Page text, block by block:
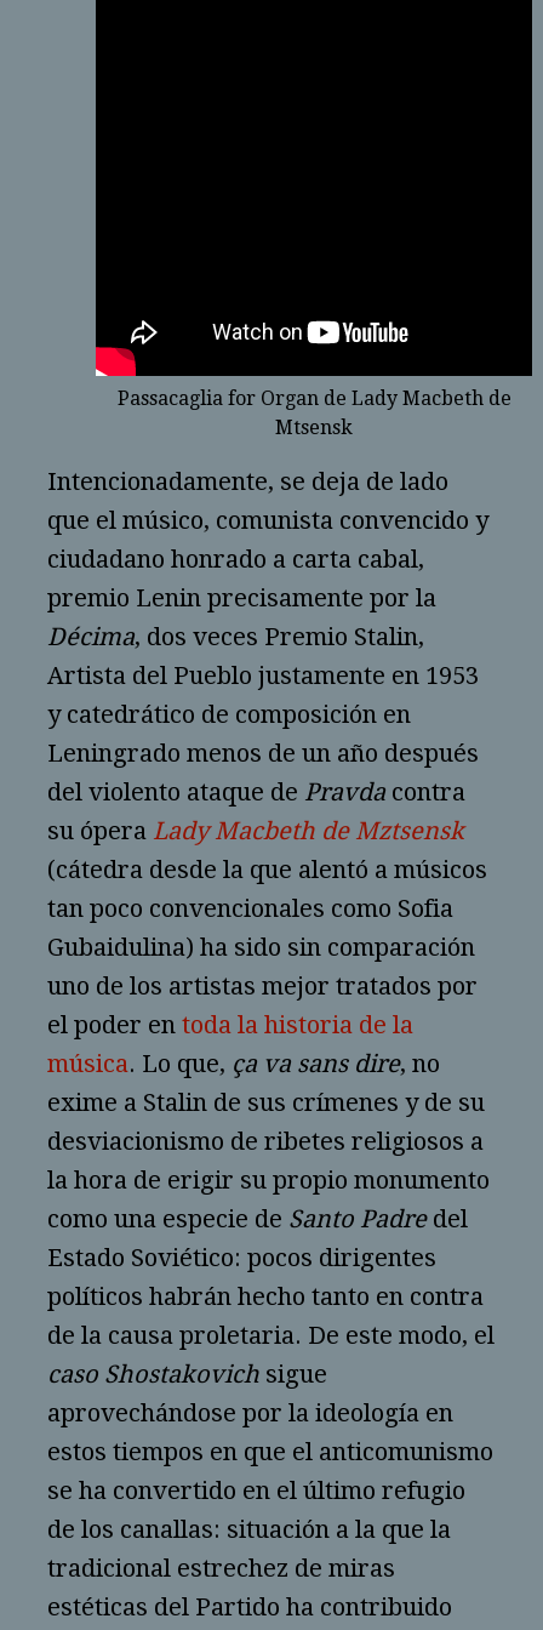
Passacaglia for Organ de Lady Macbeth de
Mtsensk
Intencionadamente, se deja de lado
que el músico, comunista convencido y
ciudadano honrado a carta cabal,
premio Lenin precisamente por la
Décima, dos veces Premio Stalin,
Artista del Pueblo justamente en 1953
y catedrático de composición en
Leningrado menos de un año después
del violento ataque de Pravda contra
su ópera Lady Macbeth de Mztsensk
(cátedra desde la que alentó a músicos
tan poco convencionales como Sofia
Gubaidulina) ha sido sin comparación
uno de los artistas mejor tratados por
el poder en toda la historia de la
música. Lo que, ça va sans dire, no
exime a Stalin de sus crímenes y de su
desviacionismo de ribetes religiosos a
la hora de erigir su propio monumento
como una especie de Santo Padredel
Estado Soviético: pocos dirigentes
políticos habrán hecho tanto en contra
de la causa proletaria. De este modo, el
caso Shostakovich sigue
aprovechándose por la ideología en
estos tiempos en que el anticomunismo
se ha convertido en el último refugio
de los canallas: situación a la que la
tradicional estrechez de miras
estéticas del Partido ha contribuido